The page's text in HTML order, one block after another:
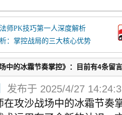
师PK技巧第一人深度解析
：掌控战局的三大核心优势
中的冰霜节奏掌控》：目前有4条留言
发布于 2025/4/27
在攻沙战场中的冰霜节奏